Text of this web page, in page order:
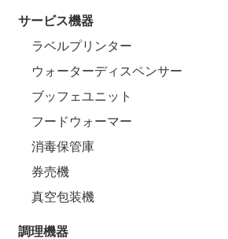
サービス機器
ラベルプリンター
ウォーターディスペンサー
ブッフェユニット
フードウォーマー
消毒保管庫
券売機
真空包装機
調理機器